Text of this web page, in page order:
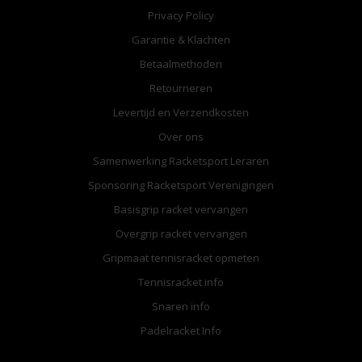
Privacy Policy
Garantie & Klachten
Betaalmethoden
Retourneren
Levertijd en Verzendkosten
Over ons
Samenwerking Racketsport Leraren
Sponsoring Racketsport Verenigingen
Basisgrip racket vervangen
Overgrip racket vervangen
Gripmaat tennisracket opmeten
Tennisracket info
Snaren info
Padelracket Info